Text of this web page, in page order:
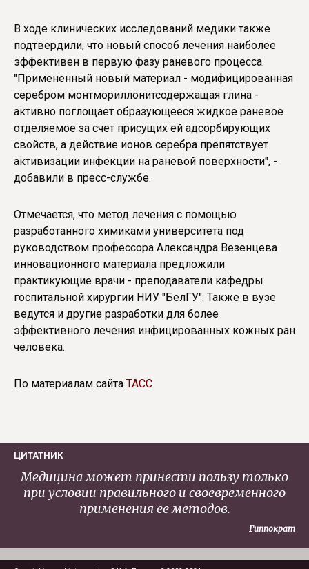
В ходе клинических исследований медики также
подтвердили, что новый способ лечения наиболее
эффективен в первую фазу раневого процесса.
"Примененный новый материал - модифицированная
серебром монтмориллонитсодержащая глина -
активно поглощает образующееся жидкое раневое
отделяемое за счет присущих ей адсорбирующих
свойств, а действие ионов серебра препятствует
активизации инфекции на раневой поверхности", -
добавили в пресс-службе.
Отмечается, что метод лечения с помощью
разработанного химиками университета под
руководством профессора Александра Везенцева
инновационного материала предложили
практикующие врачи - преподаватели кафедры
госпитальной хирургии НИУ "БелГУ". Также в вузе
ведутся и другие разработки для более
эффективного лечения инфицированных кожных ран
человека.
По материалам сайта ТАСС
ЦИТАТНИК
Медицина может принести пользу только
при условии правильного и своевременного
применения ее методов.
Гиппократ